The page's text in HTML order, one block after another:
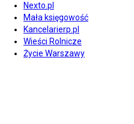
Nexto.pl
Mała księgowość
Kancelarierp.pl
Wieści Rolnicze
Życie Warszawy